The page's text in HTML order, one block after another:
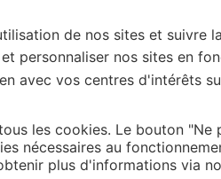
de nos sites et suivre
personnaliser nos sites en
avec vos centres d'intérêts
les cookies. Le bouton "Ne
nécessaires au
plus d'informations via